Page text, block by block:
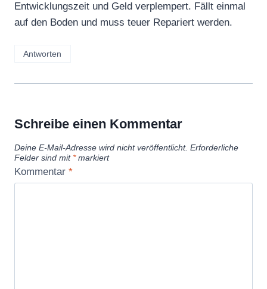
Entwicklungszeit und Geld verplempert. Fällt einmal
auf den Boden und muss teuer Repariert werden.
Antworten
Schreibe einen Kommentar
Deine E-Mail-Adresse wird nicht veröffentlicht. Erforderliche
Felder sind mit *markiert
Kommentar *